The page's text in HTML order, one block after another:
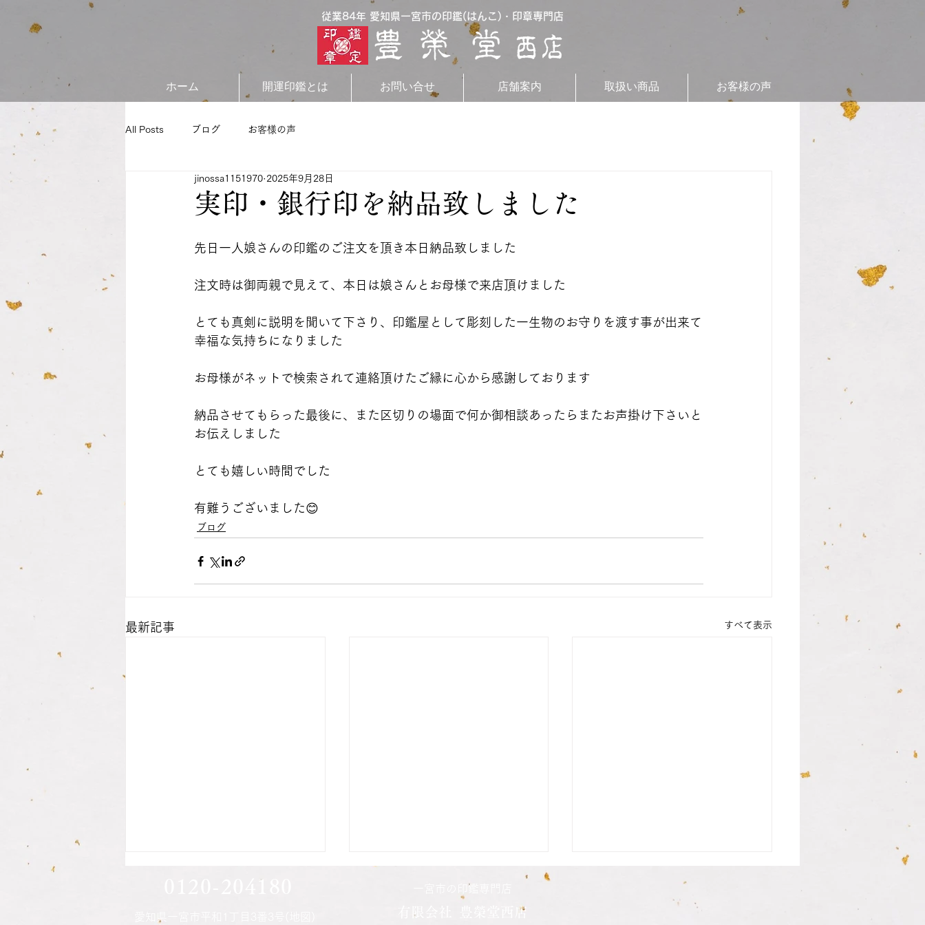
従業84年 愛知県一宮市の印鑑(はんこ)・印章専門店
ホーム 開運印鑑とは お問い合せ 店舗案内 取扱い商品 お客様の声
All Posts ブログ お客様の声
実印・銀行印を納品致しました
jinossa1151970 2025年9月28日
先日一人娘さんの印鑑のご注文を頂き本日納品致しました
注文時は御両親で見えて、本日は娘さんとお母様で来店頂けました
とても真剣に説明を聞いて下さり、印鑑屋として彫刻した一生物のお守りを渡す事が出来て
幸福な気持ちになりました
お母様がネットで検索されて連絡頂けたご縁に心から感謝しております
納品させてもらった最後に、また区切りの場面で何か御相談あったらまたお声掛け下さいと
お伝えしました
とても嬉しい時間でした
有難うございました😊
ブログ
最新記事 すべて表示
息子さん方の印鑑作成されま
二人の娘さんの印鑑納品致し
長男さんの銀行印納品致しま
一宮市の印鑑専門店
0120-204180
有限会社 豊榮堂西店
愛知県一宮市平和1丁目3番3号(地図)